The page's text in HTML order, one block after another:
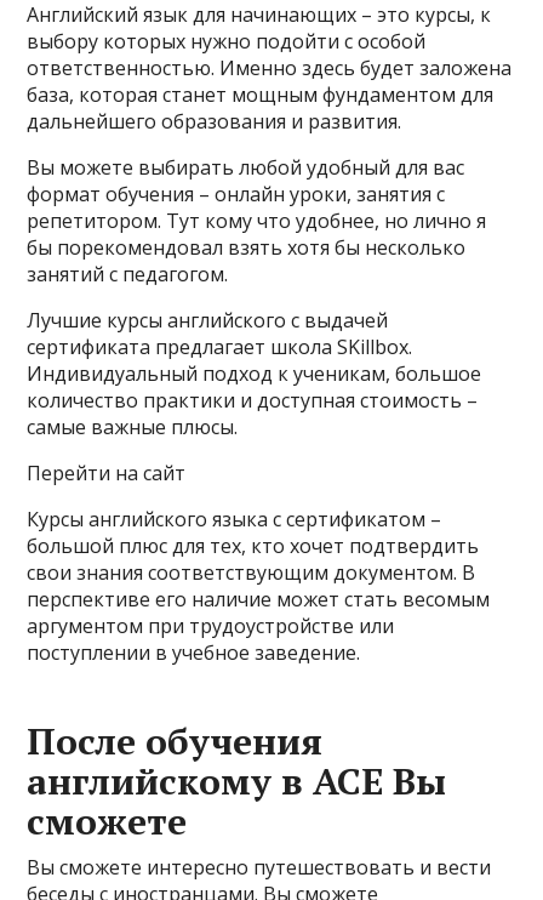
Английский язык для начинающих – это курсы, к
выбору которых нужно подойти с особой
ответственностью. Именно здесь будет заложена
база, которая станет мощным фундаментом для
дальнейшего образования и развития.
Вы можете выбирать любой удобный для вас
формат обучения – онлайн уроки, занятия с
репетитором. Тут кому что удобнее, но лично я
бы порекомендовал взять хотя бы несколько
занятий с педагогом.
Лучшие курсы английского с выдачей
сертификата предлагает школа SKillbox.
Индивидуальный подход к ученикам, большое
количество практики и доступная стоимость –
самые важные плюсы.
Перейти на сайт
Курсы английского языка с сертификатом –
большой плюс для тех, кто хочет подтвердить
свои знания соответствующим документом. В
перспективе его наличие может стать весомым
аргументом при трудоустройстве или
поступлении в учебное заведение.
После обучения
английскому в ACE Вы
сможете
Вы сможете интересно путешествовать и вести
беседы с иностранцами. Вы сможете